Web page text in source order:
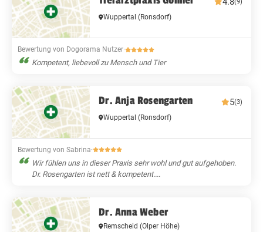
(9)
Wuppertal(Ronsdorf)
Bewertung von Dogorama Nutzer·
Kompetent, liebevoll zu Mensch und Tier
Dr. Anja Rosengarten 5(3)
Wuppertal(Ronsdorf)
Bewertung von Sabrina·
Wir fühlen uns in dieser Praxis sehr wohl und gut aufgehoben.
Dr. Rosengarten ist nett & kompetent....
Dr. Anna Weber
Remscheid(Olper Höhe)